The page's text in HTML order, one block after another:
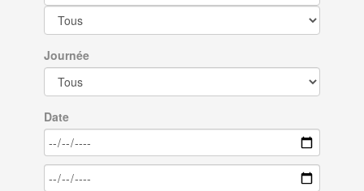
Journée
Date